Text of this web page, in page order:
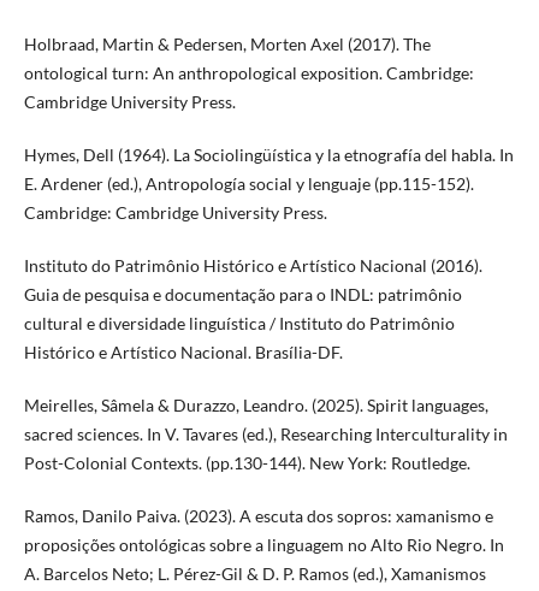
Holbraad, Martin & Pedersen, Morten Axel (2017). The
ontological turn: An anthropological exposition. Cambridge:
Cambridge University Press.
Hymes, Dell (1964). La Sociolingüística y la etnografía del habla. In
E. Ardener (ed.), Antropología social y lenguaje (pp.115-152).
Cambridge: Cambridge University Press.
Instituto do Patrimônio Histórico e Artístico Nacional (2016).
Guia de pesquisa e documentação para o INDL: patrimônio
cultural e diversidade linguística / Instituto do Patrimônio
Histórico e Artístico Nacional. Brasília-DF.
Meirelles, Sâmela & Durazzo, Leandro. (2025). Spirit languages,
sacred sciences. In V. Tavares (ed.), Researching Interculturality in
Post-Colonial Contexts. (pp.130-144). New York: Routledge.
Ramos, Danilo Paiva. (2023). A escuta dos sopros: xamanismo e
proposições ontológicas sobre a linguagem no Alto Rio Negro. In
A. Barcelos Neto; L. Pérez-Gil & D. P. Ramos (ed.), Xamanismos